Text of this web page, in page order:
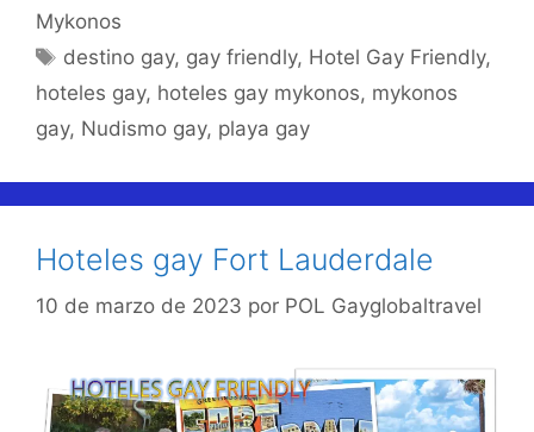
Mykonos
Etiquetas
destino gay, gay friendly, Hotel Gay Friendly,
hoteles gay, hoteles gay mykonos, mykonos
gay, Nudismo gay, playa gay
Hoteles gay Fort Lauderdale
10 de marzo de 2023 por POL Gayglobaltravel